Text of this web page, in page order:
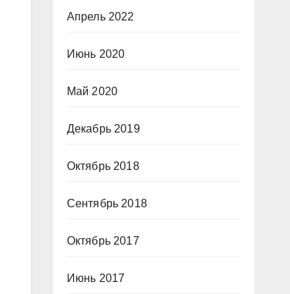
Апрель 2022
Июнь 2020
Май 2020
Декабрь 2019
Октябрь 2018
Сентябрь 2018
Октябрь 2017
Июнь 2017